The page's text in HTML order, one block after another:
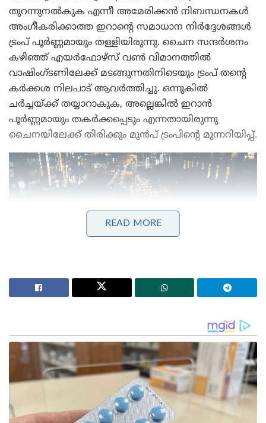
തുറന്നുനൽകുക എന്നീ അമേരിക്കൻ നിബന്ധനകൾ
അംഗീകരിക്കാത്ത ഇറാന്റെ സമാധാന നിർദ്ദേശങ്ങൾ
ട്രംപ് പൂർണ്ണമായും തള്ളിയിരുന്നു. ചൈന സന്ദർശനം
കഴിഞ്ഞ് എയർഫോഴ്സ് വൺ വിമാനത്തിൽ
വാഷിംഗ്ടണിലേക്ക് മടങ്ങുന്നതിനിടെയും ട്രംപ് തന്റെ
കർക്കശ നിലപാട് ആവർത്തിച്ചു. ഒന്നുകിൽ
ചർച്ചയ്ക്ക് തയ്യാറാകുക, അല്ലെങ്കിൽ ഇറാൻ
പൂർണ്ണമായും തകർക്കപ്പെടും എന്നതായിരുന്നു
ചൈനയിലേക്ക് തിരിക്കും മുൻപ് ട്രംപിന്റെ മുന്നറിയിപ്പ്.
അതേസമയം, നവംബറിൽ നടക്കാനിരിക്കുന്ന
ഇടക്കാല തെരഞ്ഞെടുപ്പ് മുന്നിൽനിൽക്കെ ട്രംപിന് ഈ
യുദ്ധം വലിയ രാഷ്ട്രീയ വെല്ലുവിളിയാണ്
ഉയർത്തുന്നത്. അമേരിക്കൻ ജനതയ്ക്കിടയിൽ ഈ
യുദ്ധത്തിന് വലിയ പിന്തുണയില്ലെന്ന് മാത്രമല്ല, യുദ്ധം
മൂലം രാജ്യത്തുണ്ടാകുന്ന സാമ്പത്തിക പ്രതിസന്ധി
സാധാരണക്കാരെ കടുത്ത രീതിയിൽ
READ MORE